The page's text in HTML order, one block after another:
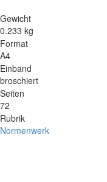
Gewicht
0.233 kg
Format
A4
Einband
broschiert
Seiten
72
Rubrik
Normenwerk